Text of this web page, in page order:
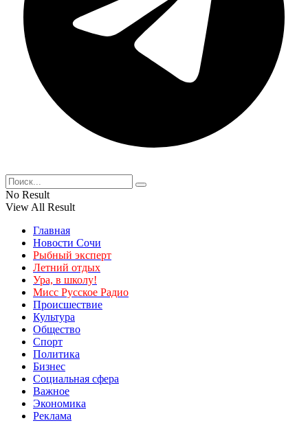
No Result
View All Result
Главная
Новости Сочи
Рыбный эксперт
Летний отдых
Ура, в школу!
Мисс Русское Радио
Происшествие
Культура
Общество
Спорт
Политика
Бизнес
Социальная сфера
Важное
Экономика
Реклама